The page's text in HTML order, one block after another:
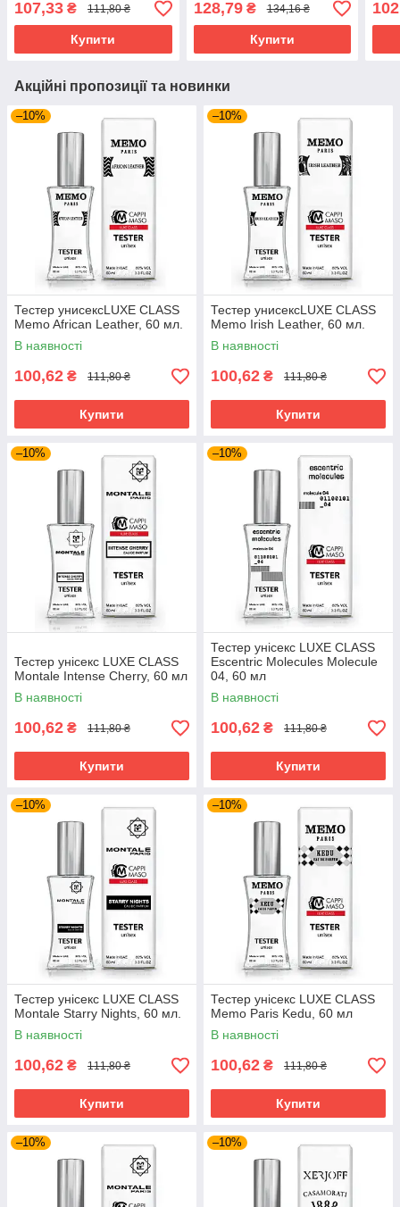
107,33 ₴ 111,80 ₴
Купити
128,79₴ 134,16 ₴
Купити
Акційні пропозиції та новинки
–10%
Тестер унисексLUXE CLASS
Memo African Leather, 60 мл.
В наявності
100,62 ₴ 111,80 ₴
Купити
–10%
Тестер унисексLUXE CLASS
Memo Irish Leather, 60 мл.
В наявності
100,62 ₴ 111,80 ₴
Купити
–10%
Тестер унісекс LUXE CLASS
Montale Intense Cherry, 60 мл
В наявності
100,62 ₴ 111,80 ₴
Купити
–10%
Тестер унісекс LUXE CLASS
Escentric Molecules Molecule
04, 60 мл
В наявності
100,62 ₴ 111,80 ₴
Купити
–10%
Тестер унісекс LUXE CLASS
Montale Starry Nights, 60 мл.
В наявності
100,62 ₴ 111,80 ₴
Купити
–10%
Тестер унісекс LUXE CLASS
Memo Paris Kedu, 60 мл
В наявності
100,62 ₴ 111,80 ₴
Купити
–10% –10%